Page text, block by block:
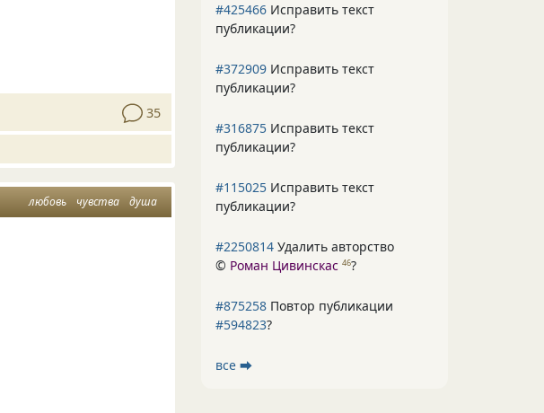
35
любовь чувства душа
#425466 Исправить текст
публикации?
#372909 Исправить текст
публикации?
#316875 Исправить текст
публикации?
#115025 Исправить текст
публикации?
#2250814 Удалить авторство
© Роман Цивинскас 46?
#875258 Повтор публикации
#594823?
все ⮕